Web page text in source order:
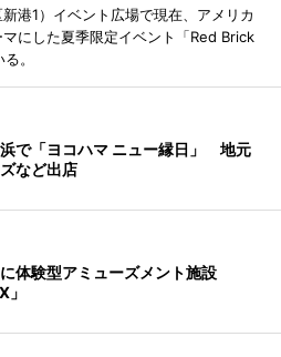
港1）イベント広場で現在、アメリカ
にした夏季限定イベント「Red Brick
。
で「ヨコハマ ニュー縁日」 地元
など出店
体験型アミューズメント施設
」